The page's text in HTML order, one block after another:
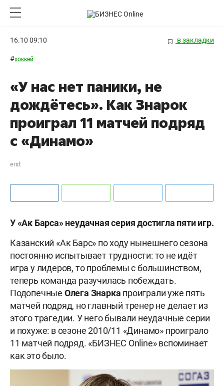
16.10 09:10 в закладки
#хоккей
«У нас нет паники, не
дождётесь». Как Знарок
проиграл 11 матчей подряд
с «Динамо»
erid:
У «Ак Барса» неудачная серия достигла пяти игр.
Казанский «Ак Барс» по ходу нынешнего сезона
постоянно испытывает трудности: то не идёт
игра у лидеров, то проблемы с большинством,
теперь команда разучилась побеждать.
Подопечные Олега Знарка проиграли уже пять
матчей подряд, но главный тренер не делает из
этого трагедии. У него бывали неудачные серии
и похуже: в сезоне 2010/11 «Динамо» проиграло
11 матчей подряд. «БИЗНЕС Online» вспоминает
как это было.